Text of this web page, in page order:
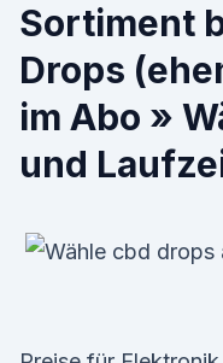
Sortiment
Drops
im Abo »
und